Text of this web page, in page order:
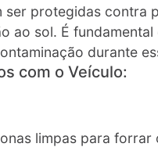
ser protegidas contra
ao sol. É
durante
com o Veículo:
limpas para forrar